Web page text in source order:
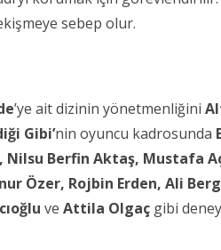
sebep olur.
’ye ait dizinin yönetmenliğini
Gibi’nin oyuncu kadrosunda
Berfin Aktaş, Mustafa
Özer, Rojbin Erden, Ali
ve Attila Olgaç gibi